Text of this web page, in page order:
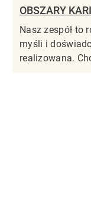
OBSZARY
Nasz zespół to
myśli i
realizowana.